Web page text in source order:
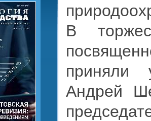
В
приняли
Андрей